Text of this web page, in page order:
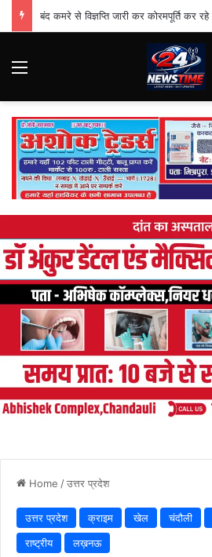
Menu
Home /उत्तर प्रदेश
उत्तर प्रदेश क्राइम खेल चंदौली
राष्ट्रीय
लख़नऊ